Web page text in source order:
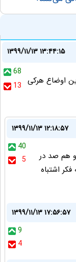
۱۳۹۹/۱۱/۱۳ ۱۳:۴۴:۱۵
68
13 اوضاع هرکی
۱۳۹۹/۱۱/۱۳ ۱۲:۱۸:۵۷
40
5
هم صد در
اشتباه
۱۳۹۹/۱۱/۱۳ ۱۷:۵۶:۵۷
9
4